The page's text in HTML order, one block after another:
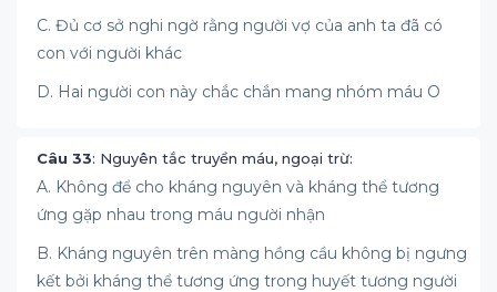
C. Đủ cơ sở nghi ngờ rằng người vợ của anh ta đã có
con với người khác
D. Hai người con này chắc chắn mang nhóm máu O
Câu 33: Nguyên tắc truyền máu, ngoại trừ:
A. Không để cho kháng nguyên và kháng thể tương
ứng gặp nhau trong máu người nhận
B. Kháng nguyên trên màng hồng cầu không bị ngưng
kết bởi kháng thể tương ứng trong huyết tương người